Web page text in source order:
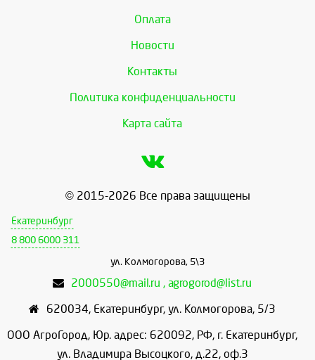
Оплата
Новости
Контакты
Политика конфиденциальности
Карта сайта
© 2015-2026 Все права защищены
Екатеринбург
8 800 6000 311
ул. Колмогорова, 5\3
2000550@mail.ru , agrogorod@list.ru
620034, Екатеринбург, ул. Колмогорова, 5/3
ООО АгроГород, Юр. адрес: 620092, РФ, г. Екатеринбург,
ул. Владимира Высоцкого, д.22, оф.3